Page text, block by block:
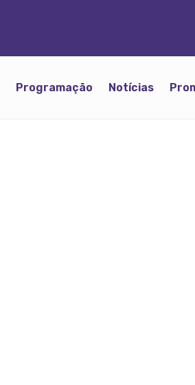
Programação Notícias